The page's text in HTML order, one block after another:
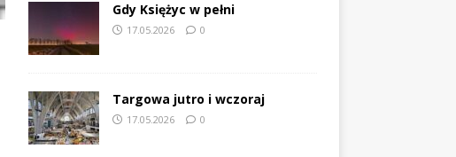
Gdy Księżyc w pełni
17.05.2026 0
Targowa jutro i wczoraj
17.05.2026 0